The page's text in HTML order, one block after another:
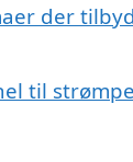
der
til